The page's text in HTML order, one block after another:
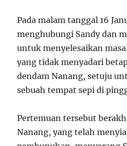
Pada malam tanggal 16
menghubungi Sandy dan
untuk menyelesaikan
yang tidak menyadari
dendam Nanang, setuju
sebuah tempat sepi di
Pertemuan tersebut
Nanang, yang telah